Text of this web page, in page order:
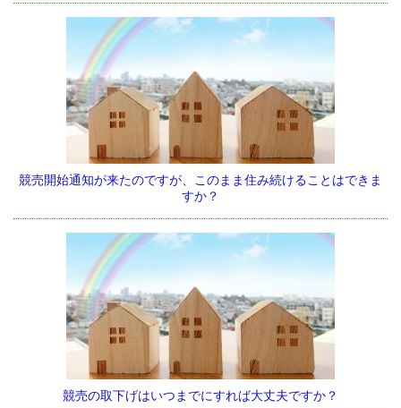
競売開始通知が来たのですが、このまま住み続けることはできま
すか？
競売の取下げはいつまでにすれば大丈夫ですか？